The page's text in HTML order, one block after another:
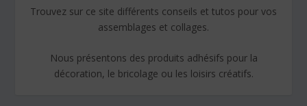
Trouvez sur ce site différents conseils et tutos pour vos
assemblages et collages.
Nous présentons des produits adhésifs pour la
décoration, le bricolage ou les loisirs créatifs.